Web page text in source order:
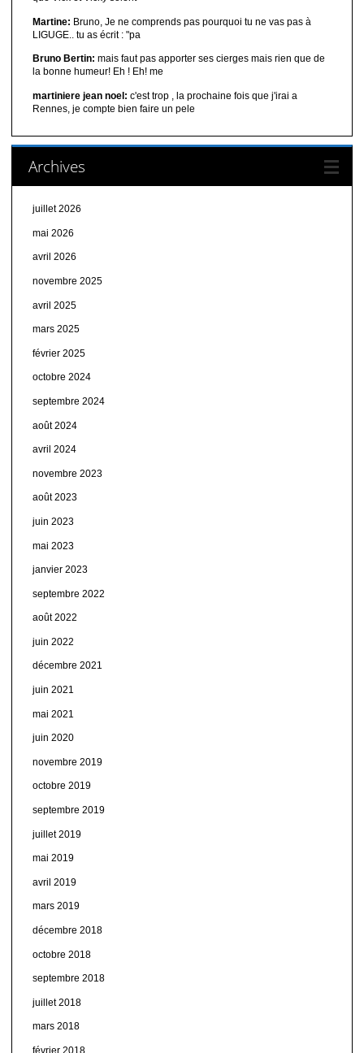
Martine: Bruno, Je ne comprends pas pourquoi tu ne vas pas à
LIGUGE.. tu as écrit : "pa
Bruno Bertin: mais faut pas apporter ses cierges mais rien que de
la bonne humeur! Eh ! Eh! me
martiniere jean noel: c'est trop , la prochaine fois que j'irai a
Rennes, je compte bien faire un pele
Archives
juillet 2026
mai 2026
avril 2026
novembre 2025
avril 2025
mars 2025
février 2025
octobre 2024
septembre 2024
août 2024
avril 2024
novembre 2023
août 2023
juin 2023
mai 2023
janvier 2023
septembre 2022
août 2022
juin 2022
décembre 2021
juin 2021
mai 2021
juin 2020
novembre 2019
octobre 2019
septembre 2019
juillet 2019
mai 2019
avril 2019
mars 2019
décembre 2018
octobre 2018
septembre 2018
juillet 2018
mars 2018
février 2018